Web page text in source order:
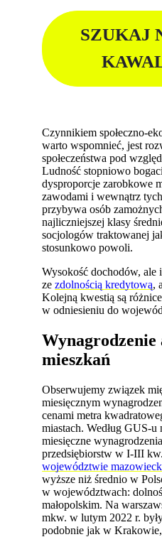
SZUKAJ
Czynnikiem społeczno-
warto wspomnieć, jest
społeczeństwa pod
Ludność stopniowo
dysproporcje zarobkowe
zawodami i wewnątrz
przybywa osób
najliczniejszej klasy
socjologów traktowanej
stosunkowo powoli.
Wysokość dochodów,
zezdolnością kredytową,
Kolejną kwestią są
w odniesieniu do
Wynagrodzenie
mieszkań
Obserwujemy związek
miesięcznym
cenami metra
miastach. Według GUS-u
miesięczne
przedsiębiorstw w I-III
województwie
wyższe niż średnio w
w województwach:
małopolskim. Na
mkw. w lutym 2022 r.
podobnie jak w